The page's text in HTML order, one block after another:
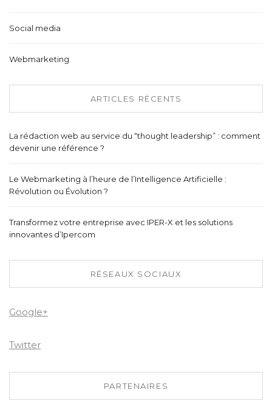
Social media
Webmarketing
ARTICLES RÉCENTS
La rédaction web au service du “thought leadership” : comment
devenir une référence ?
Le Webmarketing à l’heure de l’Intelligence Artificielle :
Révolution ou Évolution ?
Transformez votre entreprise avec IPER-X et les solutions
innovantes d’Ipercom
RÉSEAUX SOCIAUX
Google+
Twitter
PARTENAIRES